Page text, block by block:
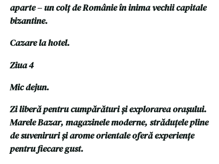
aparte – un colț de Românie în inima vechii capitale
bizantine.
Cazare la hotel.
Ziua 4
Mic dejun.
Zi liberă pentru cumpărături și explorarea orașului.
Marele Bazar, magazinele moderne, străduțele pline
de suveniruri și arome orientale oferă experiențe
pentru fiecare gust.